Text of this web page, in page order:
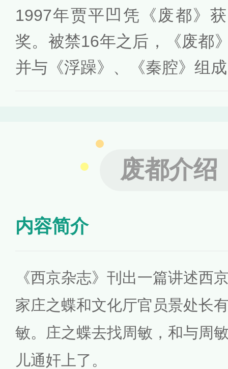
1997年贾平凹凭《废都》
奖。被禁16年之后，《废都
并与《浮躁》、《秦腔》组
废都介绍
内容简介
《西京杂志》刊出一篇讲述西
家庄之蝶和文化厅官员景处长
敏。庄之蝶去找周敏，和与周
儿通奸上了。